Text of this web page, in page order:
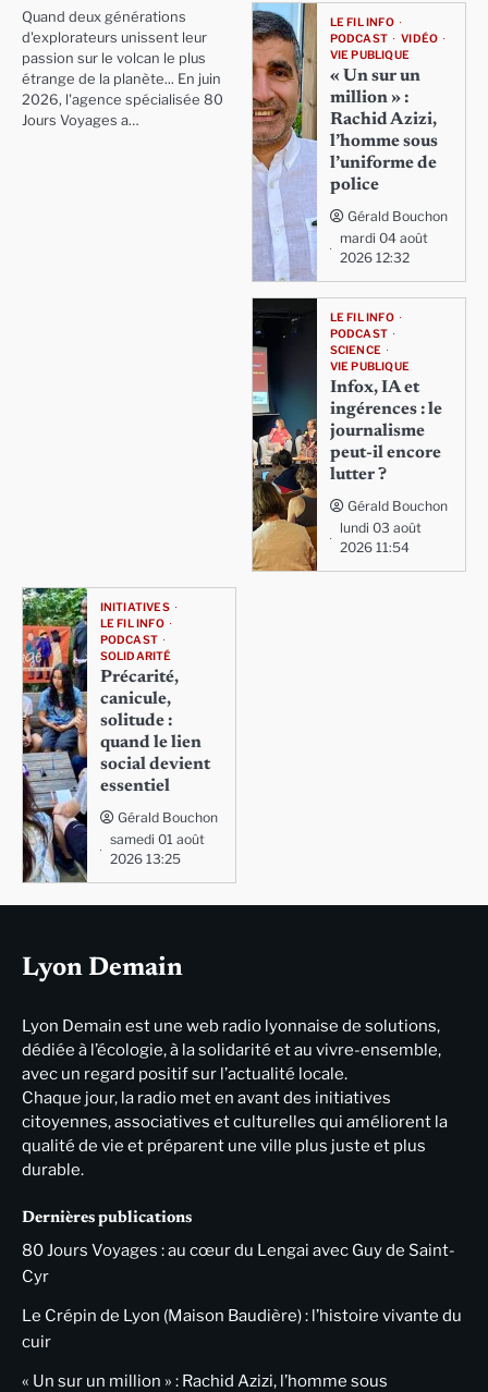
Quand deux générations
d'explorateurs unissent leur
passion sur le volcan le plus
étrange de la planète... En juin
2026, l'agence spécialisée 80
Jours Voyages a…
LE FIL INFO
PODCAST
VIDÉO
VIE PUBLIQUE
« Un sur un
million » :
Rachid Azizi,
l’homme sous
l’uniforme de
police
Gérald Bouchon
mardi 04 août
2026 12:32
LE FIL INFO
PODCAST
SCIENCE
VIE PUBLIQUE
Infox, IA et
ingérences : le
journalisme
peut-il encore
lutter ?
Gérald Bouchon
lundi 03 août
2026 11:54
INITIATIVES
LE FIL INFO
PODCAST
SOLIDARITÉ
Précarité,
canicule,
solitude :
quand le lien
social devient
essentiel
Gérald Bouchon
samedi 01 août
2026 13:25
Lyon Demain
Lyon Demain est une web radio lyonnaise de solutions,
dédiée à l’écologie, à la solidarité et au vivre-ensemble,
avec un regard positif sur l’actualité locale.
Chaque jour, la radio met en avant des initiatives
citoyennes, associatives et culturelles qui améliorent la
qualité de vie et préparent une ville plus juste et plus
durable.
Dernières publications
80 Jours Voyages : au cœur du Lengai avec Guy de Saint-
Cyr
Le Crépin de Lyon (Maison Baudière) : l’histoire vivante du
cuir
« Un sur un million » : Rachid Azizi, l’homme sous